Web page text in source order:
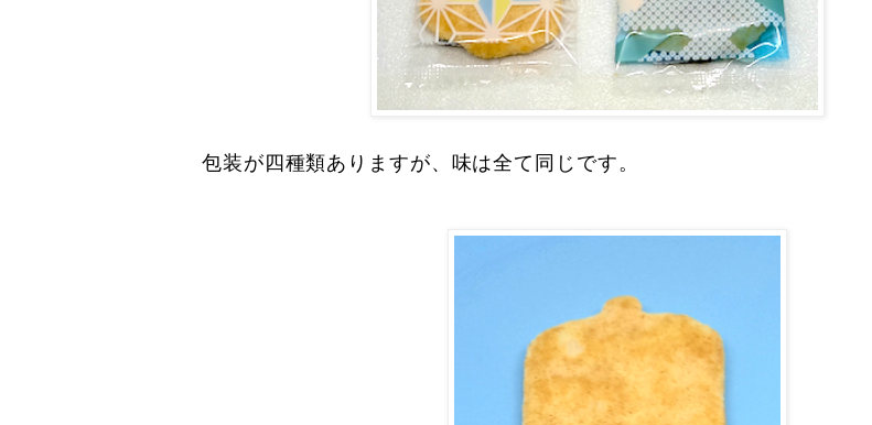
包装が四種類ありますが、味は全て同じです。